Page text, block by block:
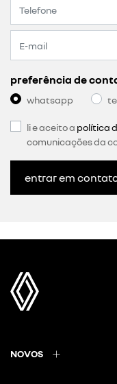
preferência de
whatsapp
li e aceito a política
comunicações da
entrar em
NOVOS